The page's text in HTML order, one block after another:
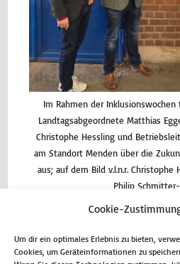
Cookie-
Um dir ein optimales Erlebnis zu bieten,
Cookies, um Geräteinformationen zu
Im Rahmen der Inklusionswochen
Landtagsabgeordnete Matthias
Christophe Hessling und
am Standort Menden über die
aus; auf dem Bild v.l.n.r. Christophe
Philip
Vorheriger Beitrag